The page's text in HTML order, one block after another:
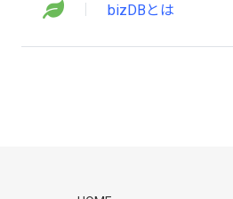
bizDBとは